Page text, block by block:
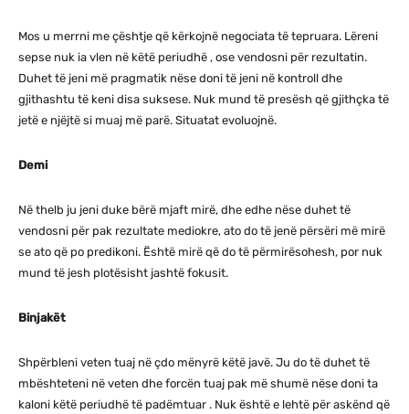
Mos u merrni me çështje që kërkojnë negociata të tepruara. Lëreni
sepse nuk ia vlen në këtë periudhë , ose vendosni për rezultatin.
Duhet të jeni më pragmatik nëse doni të jeni në kontroll dhe
gjithashtu të keni disa suksese. Nuk mund të presësh që gjithçka të
jetë e njëjtë si muaj më parë. Situatat evoluojnë.
Demi
Në thelb ju jeni duke bërë mjaft mirë, dhe edhe nëse duhet të
vendosni për pak rezultate mediokre, ato do të jenë përsëri më mirë
se ato që po predikoni. Është mirë që do të përmirësohesh, por nuk
mund të jesh plotësisht jashtë fokusit.
Binjakët
Shpërbleni veten tuaj në çdo mënyrë këtë javë. Ju do të duhet të
mbështeteni në veten dhe forcën tuaj pak më shumë nëse doni ta
kaloni këtë periudhë të padëmtuar . Nuk është e lehtë për askënd që